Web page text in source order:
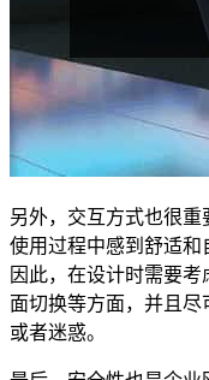
另外，交互方式也很
使用过程中感到舒适和
因此，在设计时需要
面切换等方面，并且
或者迷惑。